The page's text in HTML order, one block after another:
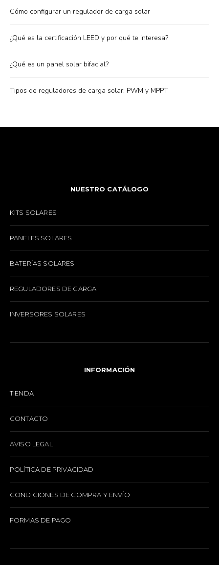
Cómo configurar un regulador de carga solar
¿Qué es la certificación LEED y por qué te interesa?
¿Qué es un panel solar bifacial?
Tipos de reguladores de carga solar: PWM y MPPT
NUESTRO CATÁLOGO
KITS SOLARES
PANELES SOLARES
BATERÍAS SOLARES
REGULADORES DE CARGA
INVERSORES SOLARES
INFORMACIÓN
TIENDA
CONTACTO
AVISO LEGAL
POLÍTICA DE PRIVACIDAD
CONDICIONES DE COMPRA Y ENVÍO
FORMAS DE PAGO